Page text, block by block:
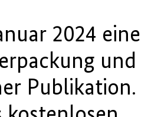
2024 eine
und
Publikation.